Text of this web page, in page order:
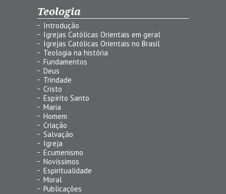
Teologia
Introdução
Igrejas Católicas Orientais em geral
Igrejas Católicas Orientais no Brasil
Teologia na história
Fundamentos
Deus
Trindade
Cristo
Espírito Santo
Maria
Homem
Criação
Salvação
Igreja
Ecumenismo
Novíssimos
Espiritualidade
Moral
Publicações